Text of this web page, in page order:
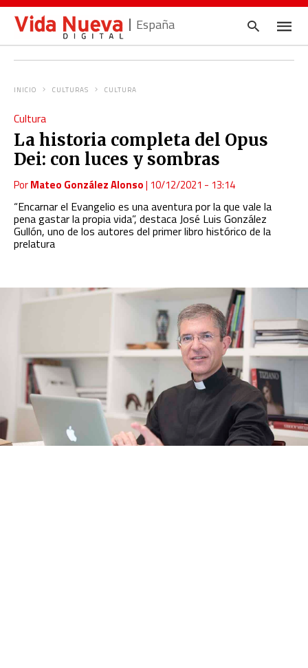
España
INICIO CULTURAS CULTURA
Cultura
La historia completa del Opus
Dei: con luces y sombras
PorMateo González Alonso| 10/12/2021 - 13:14
“Encarnar el Evangelio es una aventura por la que vale la
pena gastar la propia vida”, destacaJosé Luis González
Gullón, uno de los autores del primer libro histórico de la
prelatura